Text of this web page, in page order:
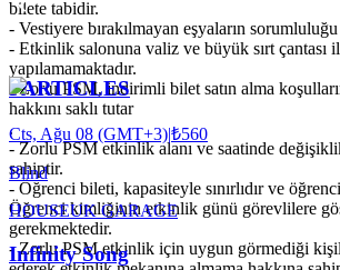
bilete tabidir.
- Vestiyere bırakılmayan eşyaların
- Etkinlik salonuna valiz ve büyük sırt çantası
yapılamamaktadır.
- Zorlu PSM, indirimli bilet satın alma
hakkını saklı tutar
.
- Zorlu PSM etkinlik alanı ve saatinde
sahiptir.
- Öğrenci bileti, kapasiteyle sınırlıdır ve
Öğrenci kimliğinin etkinlik günü görevlilere
gerekmektedir.
- Zorlu PSM etkinlik için uygun görmediği
PARTICLES
Cts, Ağu 08 (GMT+3)|₺560
Blind
HOUSEUK GARAGE
Infinity Song